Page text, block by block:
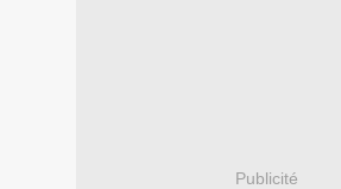
Publicité